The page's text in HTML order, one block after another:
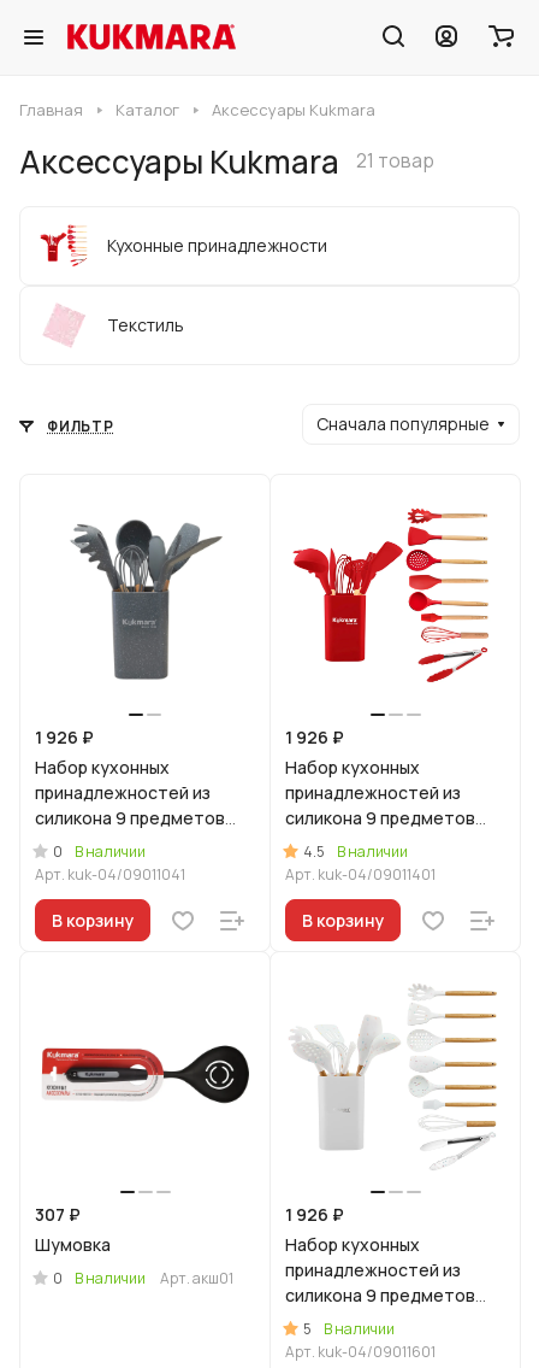
Главная Каталог Аксессуары Kukmara
Аксессуары Kukmara 21 товар
Кухонные принадлежности
Текстиль
ФИЛЬТР Сначала популярные
1 926 ₽
Набор кухонных
принадлежностей из
силикона 9 предметов
Светлый мрамор
0
В наличии
Арт. kuk-04/09011041
В корзину
1 926 ₽
Набор кухонных
принадлежностей из
силикона 9 предметов
Красный
4.5
В наличии
Арт. kuk-04/09011401
В корзину
307 ₽
Шумовка
0 В наличии Арт.акш01
1 926 ₽
Набор кухонных
принадлежностей из
силикона 9 предметов
"Белый"
5
В наличии
Арт. kuk-04/09011601